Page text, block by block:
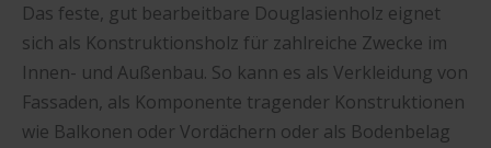
Das feste, gut bearbeitbare Douglasienholz eignet
sich als Konstruktionsholz für zahlreiche Zwecke im
Innen- und Außenbau. So kann es als Verkleidung von
Fassaden, als Komponente tragender Konstruktionen
wie Balkonen oder Vordächern oder als Bodenbelag